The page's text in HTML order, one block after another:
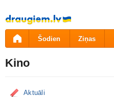
Pāriet
uz
saturu
Šodien Ziņas
Kino
Aktuāli